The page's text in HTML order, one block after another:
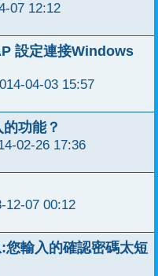
07 12:12
設定連接Windows
04-03 15:57
功能？
02-26 17:36
12-07 00:12
您輸入的確認密碼太短